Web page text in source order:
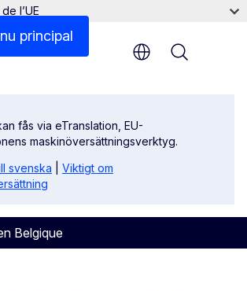
principal
l’UE
fås via eTranslation, EU-
maskinöversättningsverktyg.
svenska
Viktigt om
Belgique